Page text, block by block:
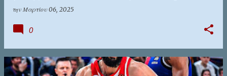
την Μαρτίου 06, 2025
0